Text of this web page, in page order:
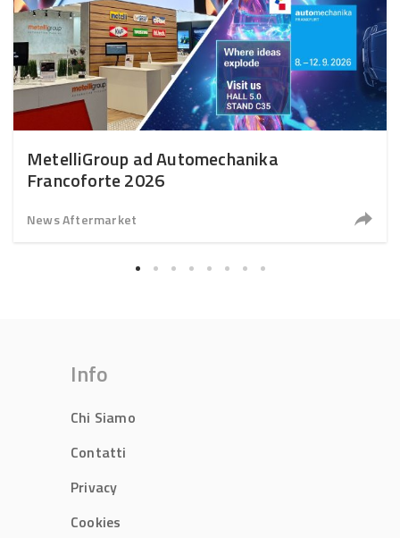
MetelliGroup ad Automechanika
Francoforte 2026
News Aftermarket
Info
Chi Siamo
Contatti
Privacy
Cookies